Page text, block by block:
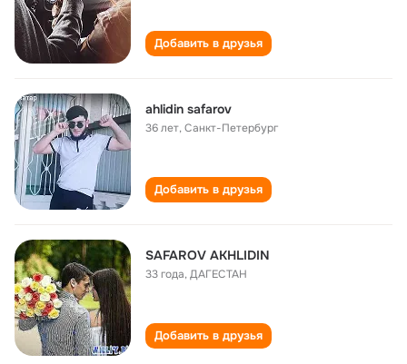
Добавить в друзья
ahlidin safarov
36 лет,Санкт-Петербург
Добавить в друзья
SAFAROV AKHLIDIN
33 года,ДАГЕСТАН
Добавить в друзья